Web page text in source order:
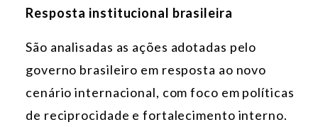
Resposta institucional brasileira
São analisadas as ações adotadas pelo
governo brasileiro em resposta ao novo
cenário internacional, com foco em políticas
de reciprocidade e fortalecimento interno.